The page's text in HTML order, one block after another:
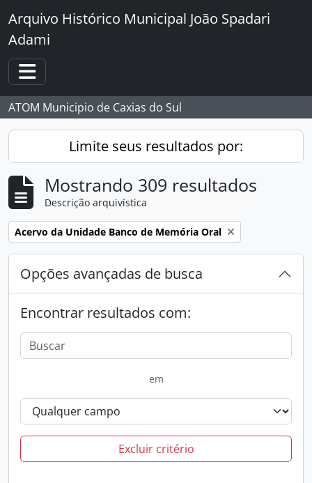
Skip to main content
Arquivo Histórico Municipal João Spadari
Adami
Toggle navigation
ATOM Municipio de Caxias do Sul
Limite seus resultados por:
Mostrando 309 resultados
Descrição arquivística
Remover filtro:
Acervo da Unidade Banco de Memória Oral
Opções avançadas de busca
Encontrar resultados com:
em
Excluir critério